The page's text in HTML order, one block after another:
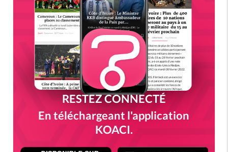
RESTEZ CONNECTÉ
En téléchargeant l'application
KOACI.